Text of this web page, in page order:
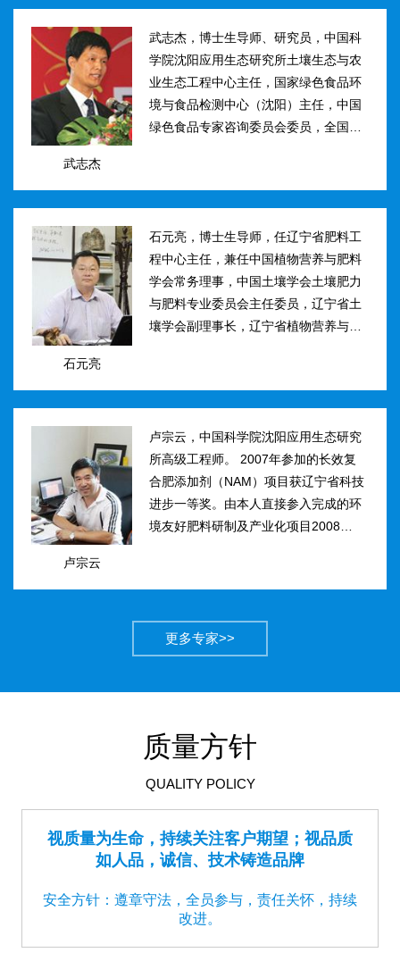
武志杰
武志杰，博士生导师、研究员，中国科
学院沈阳应用生态研究所土壤生态与农
业生态工程中心主任，国家绿色食品环
境与食品检测中心（沈阳）主任，中国
绿色食品专家咨询委员会委员，全国肥
学调控、新型缓控释肥料研制；土壤...
石元亮
石元亮，博士生导师，任辽宁省肥料工
程中心主任，兼任中国植物营养与肥料
学会常务理事，中国土壤学会土壤肥力
与肥料专业委员会主任委员，辽宁省土
壤学会副理事长，辽宁省植物营养与肥
家“十二五&rdqu...
卢宗云
卢宗云，中国科学院沈阳应用生态研究
所高级工程师。 2007年参加的长效复
合肥添加剂（NAM）项目获辽宁省科技
进步一等奖。由本人直接参入完成的环
境友好肥料研制及产业化项目2008年获
市有突出贡献中青年专...
更多专家>>
质量方针
QUALITY POLICY
视质量为生命，持续关注客户期望；视品质
如人品，诚信、技术铸造品牌
安全方针：遵章守法，全员参与，责任关怀，持续
改进。